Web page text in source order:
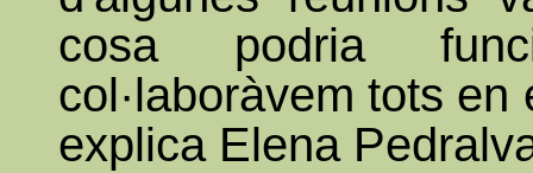
cosa podria
col·laboràvem tots
explica Elena